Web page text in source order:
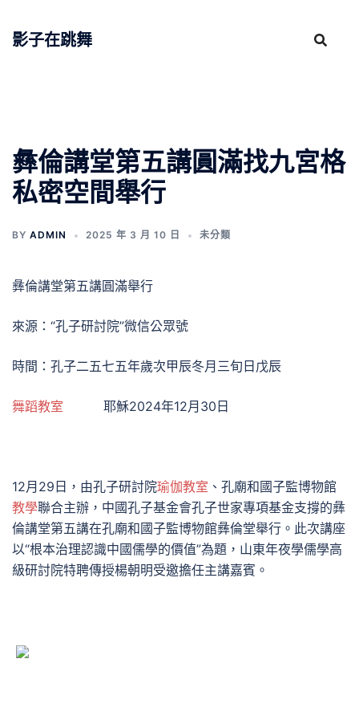
影子在跳舞
彝倫講堂第五講圓滿找九宮格
私密空間舉行
BY ADMIN 2025 年 3 月 10 日 未分類
彝倫講堂第五講圓滿舉行
來源：“孔子研討院”微信公眾號
時間：孔子二五七五年歲次甲辰冬月三旬日戊辰
舞蹈教室 耶穌2024年12月30日
12月29日，由孔子研討院瑜伽教室 、孔廟和國子監博物館
教學聯合主辦，中國孔子基金會孔子世家專項基金支撐的彝
倫講堂第五講在孔廟和國子監博物館彝倫堂舉行。此次講座
以“根本治理認識中國儒學的價值”為題，山東年夜學儒學高
級研討院特聘傳授楊朝明受邀擔任主講嘉賓。